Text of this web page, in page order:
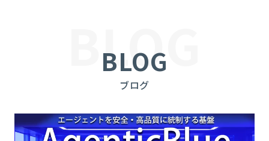
BLOG
BLOG
ブログ